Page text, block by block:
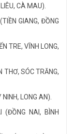
CÀ MAU).
GIANG, ĐỒNG
TRE, VĨNH LONG,
SÓC TRĂNG,
LONG AN).
NAI, BÌNH